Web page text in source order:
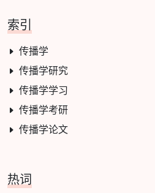
索引
传播学
传播学研究
传播学学习
传播学考研
传播学论文
热词